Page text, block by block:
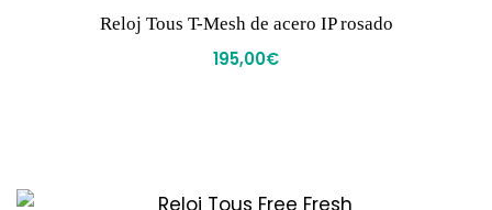
Reloj Tous T-Mesh de acero IP rosado
195,00€